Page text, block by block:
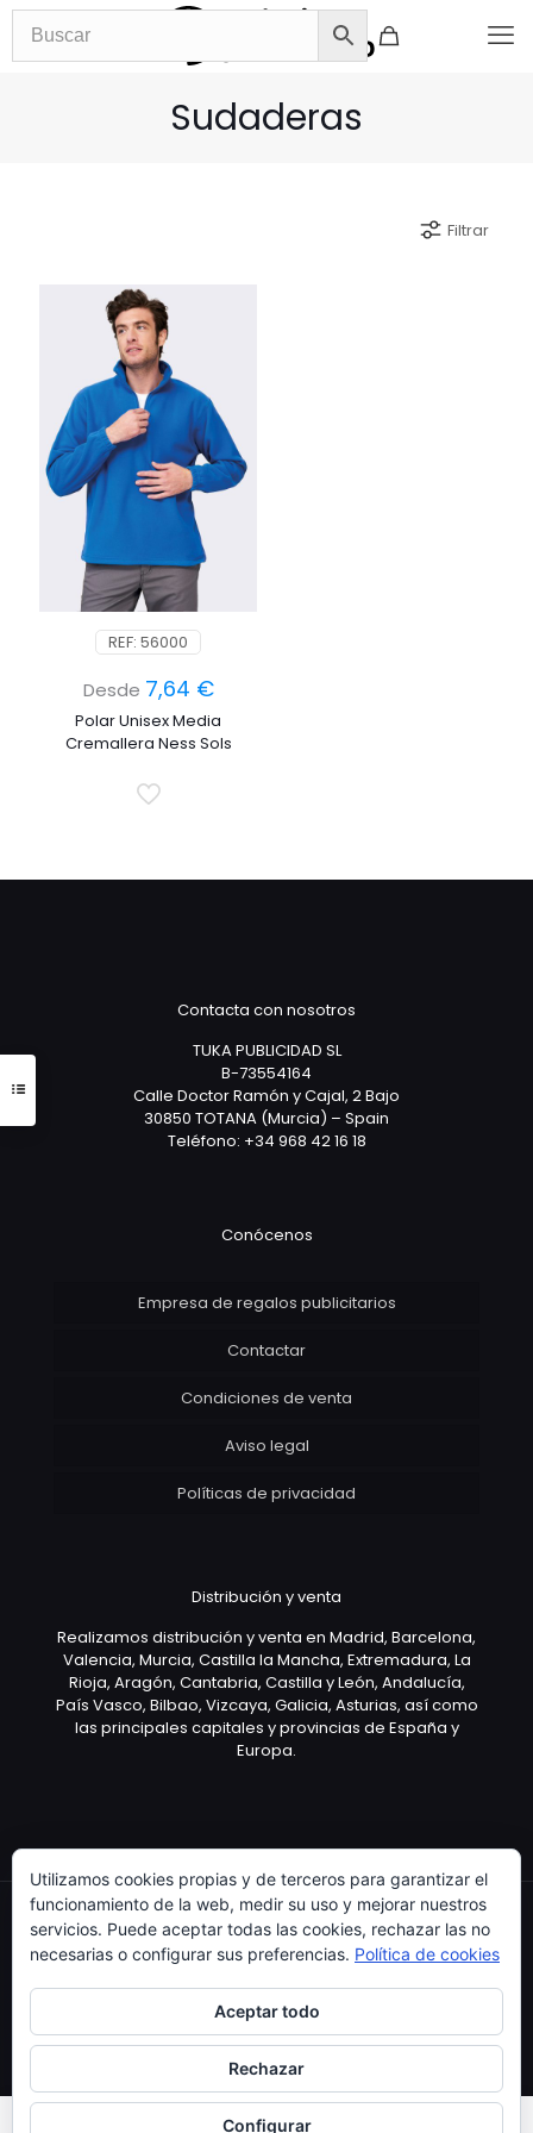
Sudaderas
Filtrar
REF: 56000
Desde 7,64 €
Polar Unisex Media
Cremallera Ness Sols
Contacta con nosotros
TUKA PUBLICIDAD SL
B-73554164
Calle Doctor Ramón y Cajal, 2 Bajo
30850 TOTANA (Murcia) – Spain
Teléfono: +34 968 42 16 18
Conócenos
Empresa de regalos publicitarios
Contactar
Condiciones de venta
Aviso legal
Políticas de privacidad
Distribución y venta
Realizamos distribución y venta en Madrid, Barcelona,
Valencia, Murcia, Castilla la Mancha, Extremadura, La
Rioja, Aragón, Cantabria, Castilla y León, Andalucía,
País Vasco, Bilbao, Vizcaya, Galicia, Asturias, así como
las principales capitales y provincias de España y
Europa.
Utilizamos cookies propias y de terceros para garantizar el
funcionamiento de la web, medir su uso y mejorar nuestros
servicios. Puede aceptar todas las cookies, rechazar las no
necesarias o configurar sus preferencias. Política de cookies
Aceptar todo
Rechazar
Configurar